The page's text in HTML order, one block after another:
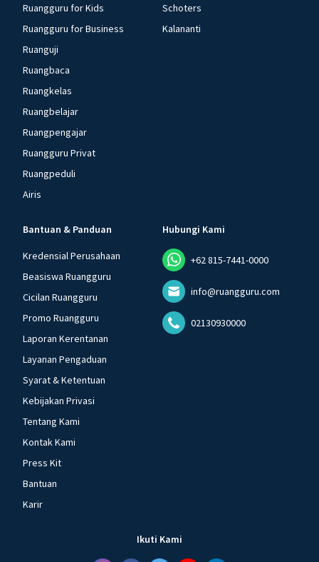
Ruangguru for Kids
Ruangguru for Business
Ruanguji
Ruangbaca
Ruangkelas
Ruangbelajar
Ruangpengajar
Ruangguru Privat
Ruangpeduli
Airis
Schoters
Kalananti
Bantuan & Panduan
Kredensial Perusahaan
Beasiswa Ruangguru
Cicilan Ruangguru
Promo Ruangguru
Laporan Kerentanan
Layanan Pengaduan
Syarat & Ketentuan
Kebijakan Privasi
Tentang Kami
Kontak Kami
Press Kit
Bantuan
Karir
Hubungi Kami
+62 815-7441-0000
info@ruangguru.com
02130930000
Ikuti Kami